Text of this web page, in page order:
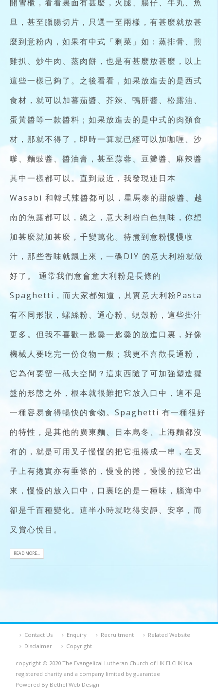
開雪櫃，看看裏面有甚麼，火腿、腸仔、牛丸、魚
旦，甚至臘腸切片，只選一至兩樣，有甚麼就放甚
麼到意粉內，如果有中式「剩菜」如：蒸排骨、煎
雞扒、炒牛肉、蒸肉餅，也是有甚麼放甚麼，以上
這些一樣已夠了。之後看看，如果放進去的是西式
食材，就可以加蕃茄醬、芥辣、鴨肝醬、松露油、
蛋黃醬等一款醬料；如果放進去的是中式的肉類食
材，那就不得了，即時一算就已經可以加咖喱、沙
嗲、麵豉醬、醬油膏，甚至蒜蓉、豆瓣醬、麻辣醬
其中一樣都可以。直到最近，我發現連日本
Wasabi 和韓式辣醬都可以，星馬泰的甜酸醬、越
南的魚露都可以，總之，意大利粉白色無味，你想
加甚麼就加甚麼，千變萬化。待煮到意粉慢慢收
汁，那些香味就飄上來，一碟DIY 的意大利粉就做
好了。 通常我們意會意大利粉是長條的
Spaghetti，而大家都知道，其實意大利粉Pasta
有不同形狀，螺絲粉、通心粉、蜆殼粉，這些掛汁
更多。但我不喜歡一匙羮一匙羮的放進口裏，好像
機械人要吃完一份食物一般；我更不喜歡長通粉，
它為何要留一截大空間？這東西隨了可加強塑造擺
盤的形態之外，根本就很難把它放入口中，這不是
一種容易食得暢快的食物。Spaghetti 有一種很好
的特性，是其他的廣東麵、日本烏冬、上海麵都沒
有的，就是可用叉子慢慢的把它扭捲成一串，在叉
子上有捲實亦有垂條的，慢慢的捲，慢慢的拉它出
來，慢慢的放入口中，口裏吃的是一種味，腦海中
卻是千百種變化。這半小時就吃得安靜、安寧，而
又賞心悅目。
READ MORE...
Contact Us Enquiry Recruitment
Related Website
Disclaimer
Copyright
copyright © 2020 The Evangelical Lutheran Church of HK ELCHK is a
registered charity and a company limited by guarantee
Powered By Bethel Web Design.